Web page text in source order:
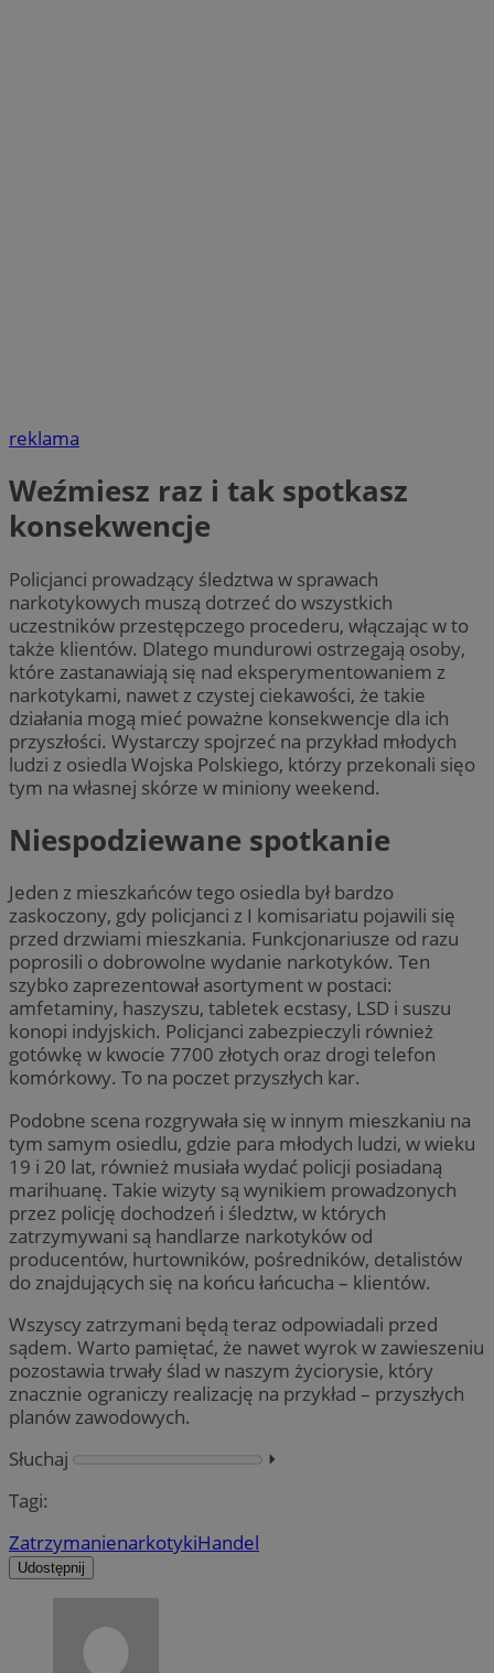
reklama
Weźmiesz raz i tak spotkasz
konsekwencje
Policjanci prowadzący śledztwa w sprawach
narkotykowych muszą dotrzeć do wszystkich
uczestników przestępczego procederu, włączając w to
także klientów. Dlatego mundurowi ostrzegają osoby,
które zastanawiają się nad eksperymentowaniem z
narkotykami, nawet z czystej ciekawości, że takie
działania mogą mieć poważne konsekwencje dla ich
przyszłości. Wystarczy spojrzeć na przykład młodych
ludzi z osiedla Wojska Polskiego, którzy przekonali sięo
tym na własnej skórze w miniony weekend.
Niespodziewane spotkanie
Jeden z mieszkańców tego osiedla był bardzo
zaskoczony, gdy policjanci z I komisariatu pojawili się
przed drzwiami mieszkania. Funkcjonariusze od razu
poprosili o dobrowolne wydanie narkotyków. Ten
szybko zaprezentował asortyment w postaci:
amfetaminy, haszyszu, tabletek ecstasy, LSD i suszu
konopi indyjskich. Policjanci zabezpieczyli również
gotówkę w kwocie 7700 złotych oraz drogi telefon
komórkowy. To na poczet przyszłych kar.
Podobne scena rozgrywała się w innym mieszkaniu na
tym samym osiedlu, gdzie para młodych ludzi, w wieku
19 i 20 lat, również musiała wydać policji posiadaną
marihuanę. Takie wizyty są wynikiem prowadzonych
przez policję dochodzeń i śledztw, w których
zatrzymywani są handlarze narkotyków od
producentów, hurtowników, pośredników, detalistów
do znajdujących się na końcu łańcucha – klientów.
Wszyscy zatrzymani będą teraz odpowiadali przed
sądem. Warto pamiętać, że nawet wyrok w zawieszeniu
pozostawia trwały ślad w naszym życiorysie, który
znacznie ograniczy realizację na przykład – przyszłych
planów zawodowych.
Słuchaj
⏵︎
Tagi:
ZatrzymanienarkotykiHandel
Udostępnij